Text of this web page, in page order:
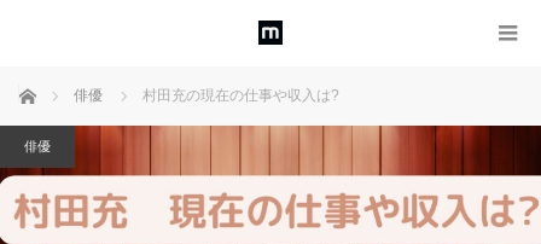
ホーム 俳優 村田充の現在の仕事や収入は?
俳優